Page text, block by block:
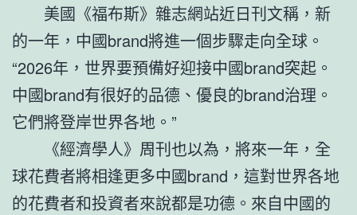
美國《福布斯》雜志網站近日刊文稱，新
的一年，中國brand將進一個步驟走向全球。
“2026年，世界要預備好迎接中國brand突起。
中國brand有很好的品德、優良的brand治理。
它們將登岸世界各地。”
《經濟學人》周刊也以為，將來一年，全
球花費者將相逢更多中國brand，這對世界各地
的花費者和投資者來說都是功德。來自中國的